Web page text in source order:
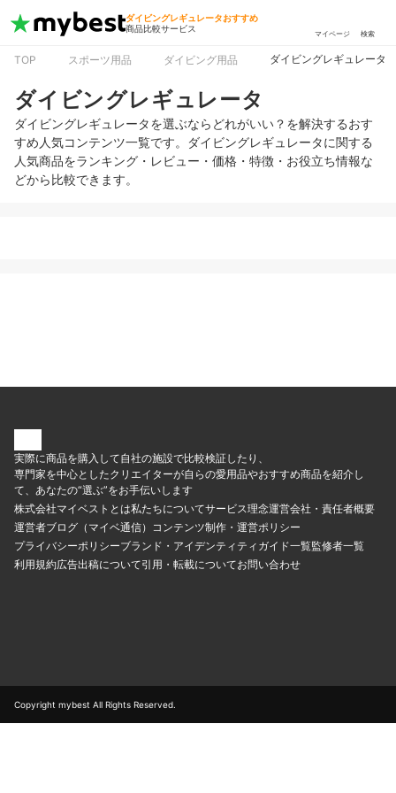
ダイビングレギュレータおすすめ
商品比較サービス
マイページ 検索
TOP スポーツ用品 ダイビング用品 ダイビングレギュレータ
ダイビングレギュレータ
ダイビングレギュレータを選ぶならどれがいい？を解決するおす
すめ人気コンテンツ一覧です。ダイビングレギュレータに関する
人気商品をランキング・レビュー・価格・特徴・お役立ち情報な
どから比較できます。
実際に商品を購入して自社の施設で比較検証したり、
専門家を中心としたクリエイターが自らの愛用品やおすすめ商品を紹介し
て、あなたの“選ぶ”をお手伝いします
株式会社マイベストとは私たちについてサービス理念運営会社・責任者概要
運営者ブログ（マイベ通信） コンテンツ制作・運営ポリシー
プライバシーポリシーブランド・アイデンティティ ガイド一覧監修者一覧
利用規約広告出稿について引用・転載についてお問い合わせ
Copyright mybest All Rights Reserved.